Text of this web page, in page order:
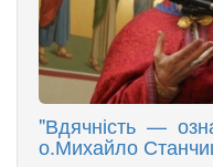
"Вдячність —
о.Михайло